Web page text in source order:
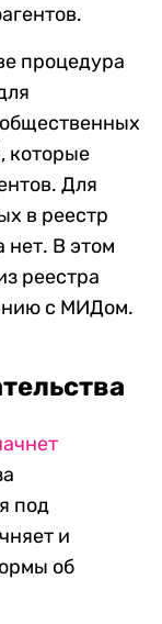
процедура
которые
Для
в реестр
нет. В этом
реестра
с МИДом.
под
и
об